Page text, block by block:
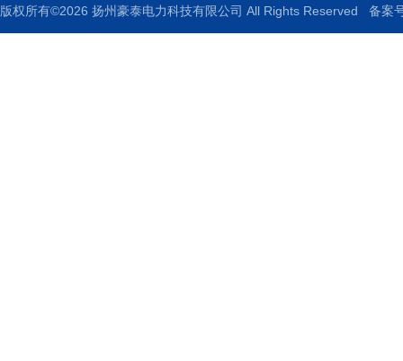
版权所有©2026 扬州豪泰电力科技有限公司 All Rights Reserved 备案